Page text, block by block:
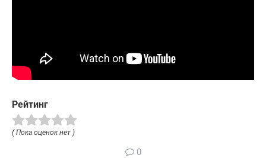
Рейтинг
( Пока оценок нет )
0